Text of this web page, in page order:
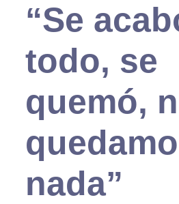
“Se
todo, se
quemó,
nada”